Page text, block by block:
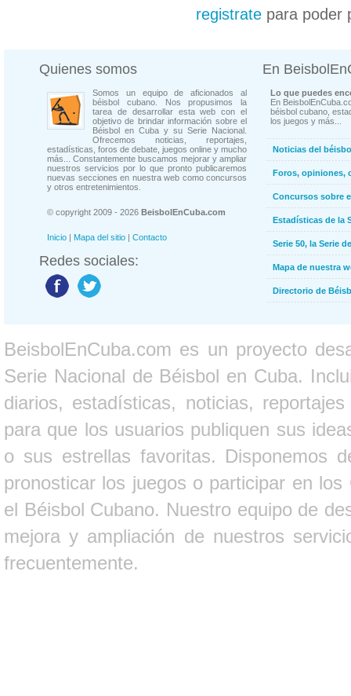
registrate para poder
Quienes somos
Somos un equipo de aficionados al
béisbol cubano. Nos propusimos la
tarea de desarrollar esta web con el
objetivo de brindar información sobre el
Béisbol en Cuba y su Serie Nacional.
Ofrecemos noticias, reportajes,
estadísticas, foros de debate, juegos online y mucho
más... Constantemente buscamos mejorar y ampliar
nuestros servicios por lo que pronto publicaremos
nuevas secciones en nuestra web como concursos
y otros entretenimientos.
© copyright 2009 - 2026 BeisbolEnCuba.com
Inicio | Mapa del sitio | Contacto
Redes sociales:
En
Lo que puedes
En
béisbol cubano,
los juegos y más...
Noticias del
Foros, opiniones,
Concursos sobre
Estadísticas de la
Serie 50, la Serie
Mapa de nuestra
Directorio de
BeisbolEnCuba.com es un proyecto
Serie Nacional de Béisbol en Cuba.
diarios, estadísticas, noticias,
para que los usuarios publiquen sus
o sus estrellas favoritas. Disponemos
pronosticar los juegos o participar en
el Béisbol Cubano. Nuestro equipo de
mejora y ampliación de nuestros
frecuentemente.